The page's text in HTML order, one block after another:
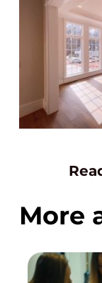
More